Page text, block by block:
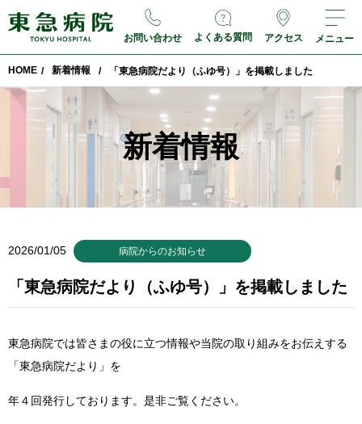
お問い合わせ よくある質問 アクセス メニュー
HOME / 新着情報 / 「東急病院だより（ふゆ号）」を掲載しました
新着情報
2026/01/05 病院からのお知らせ
「東急病院だより（ふゆ号）」を掲載しました
東急病院では皆さまの役に立つ情報や当院の取り組みをお伝えする
「東急病院だより」を
年４回発行しております。是非ご覧ください。